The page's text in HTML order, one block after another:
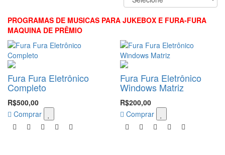
PROGRAMAS DE MUSICAS PARA JUKEBOX E FURA-FURA
MAQUINA DE PRÊMIO
Fura Fura Eletrônico
Completo
R$500,00
Comprar
Fura Fura Eletrônico
Windows Matriz
R$200,00
Comprar